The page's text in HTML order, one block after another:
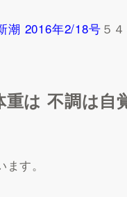
潮 2016年2/18号 ５
は 不調は自
す。